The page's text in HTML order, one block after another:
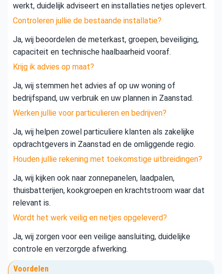
werkt, duidelijk adviseert en installaties netjes oplevert.
Controleren jullie de bestaande installatie?
Ja, wij beoordelen de meterkast, groepen, beveiliging,
capaciteit en technische haalbaarheid vooraf.
Krijg ik advies op maat?
Ja, wij stemmen het advies af op uw woning of
bedrijfspand, uw verbruik en uw plannen in Zaanstad.
Werken jullie voor particulieren en bedrijven?
Ja, wij helpen zowel particuliere klanten als zakelijke
opdrachtgevers in Zaanstad en de omliggende regio.
Houden jullie rekening met toekomstige uitbreidingen?
Ja, wij kijken ook naar zonnepanelen, laadpalen,
thuisbatterijen, kookgroepen en krachtstroom waar dat
relevant is.
Wordt het werk veilig en netjes opgeleverd?
Ja, wij zorgen voor een veilige aansluiting, duidelijke
controle en verzorgde afwerking.
Voordelen